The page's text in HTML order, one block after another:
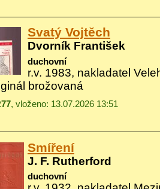
Svatý Vojtěch
Dvorník František
duchovní
r.v. 1983, nakladatel
brožovaná
, vloženo: 13.07.2026 13:51
Smíření
J. F. Rutherford
duchovní